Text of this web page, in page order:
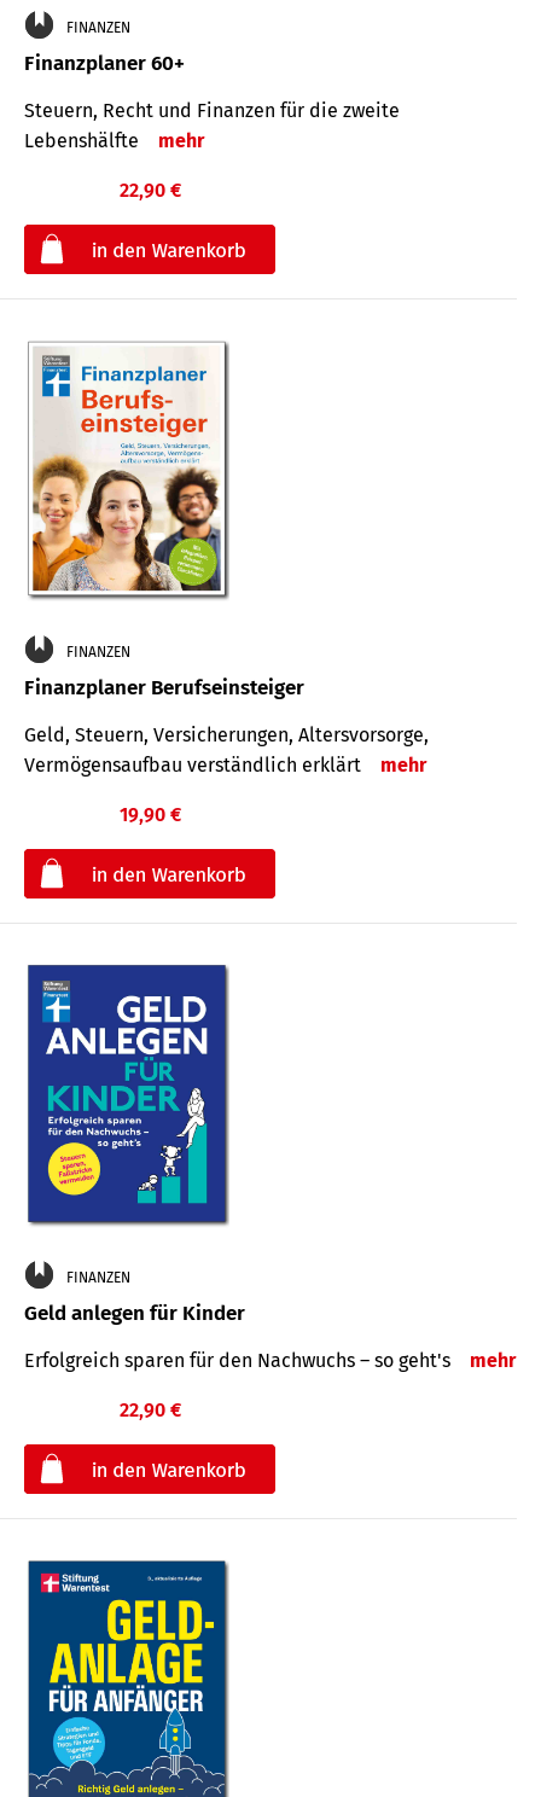
FINANZEN
Finanzplaner 60+
Steuern, Recht und Finanzen für die zweite
Lebenshälfte
mehr
22,90 €
FINANZEN
Finanzplaner Berufseinsteiger
Geld, Steuern, Versicherungen, Altersvorsorge,
Vermögensaufbau verständlich erklärt
mehr
19,90 €
FINANZEN
Geld anlegen für Kinder
Erfolgreich sparen für den Nachwuchs – so geht's mehr
22,90 €